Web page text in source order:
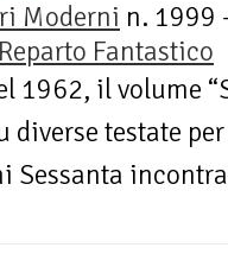
Moderni n. 1999
Reparto Fantastico
1962, il volume
diverse testate
Sessanta